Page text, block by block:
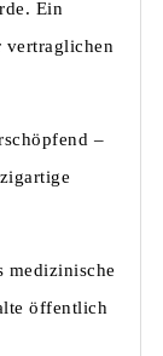
Ein
vertraglichen
–
medizinische
öffentlich